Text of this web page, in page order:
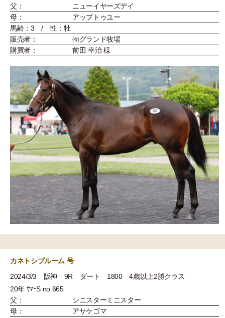
父：
ニューイヤーズデイ
母：
アップトゥユー
馬齢：3 / 性：牡
販売者：
㈲グランド牧場
購買者：
前田 幸治 様
カネトシブルーム 号
2024/3/3 阪神 9R ダート 1800 4歳以上2勝クラス
20年 ｻﾏｰS no.665
父：
シニスターミニスター
母：
アサケゴマ